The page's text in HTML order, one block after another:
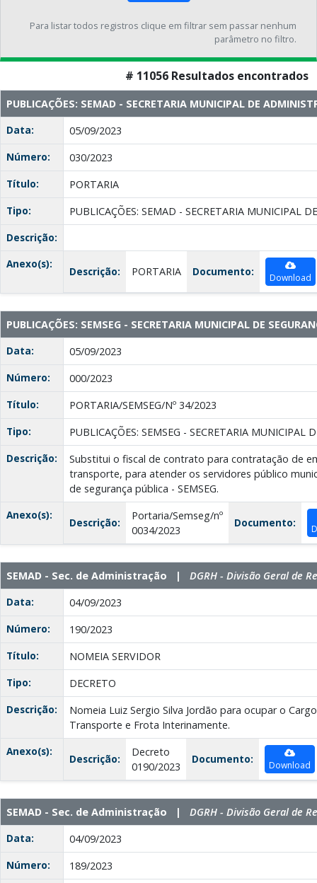
Para listar todos registros clique em filtrar sem passar nenhum
parâmetro no filtro.
# 11056 Resultados encontrados
PUBLICAÇÕES: SEMAD - SECRETARIA MUNICIPAL DE
Data:
05/09/2023
Número:
030/2023
Título:
PORTARIA
Tipo:
PUBLICAÇÕES: SEMAD - SECRETARIA MUNICIPAL
Descrição:
Anexo(s):
Descrição: PORTARIA Documento: Download
PUBLICAÇÕES: SEMSEG - SECRETARIA MUNICIPAL DE
Data:
05/09/2023
Número:
000/2023
Título:
PORTARIA/SEMSEG/Nº 34/2023
Tipo:
PUBLICAÇÕES: SEMSEG - SECRETARIA MUNICIPAL
Descrição:
Substitui o fiscal de contrato para contratação de
transporte, para atender os servidores público
de segurança pública - SEMSEG.
Anexo(s):
Descrição:
Portaria/Semseg/nº
0034/2023
Documento:
SEMAD - Sec. de Administração | DGRH - Divisão Geral de
Data:
04/09/2023
Número:
190/2023
Título:
NOMEIA SERVIDOR
Tipo:
DECRETO
Descrição:
Nomeia Luiz Sergio Silva Jordão para ocupar o
Transporte e Frota Interinamente.
Anexo(s):
Descrição:
Decreto
0190/2023
Documento: Download
SEMAD - Sec. de Administração | DGRH - Divisão Geral de
Data:
04/09/2023
Número:
189/2023